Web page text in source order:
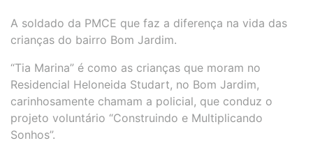
A soldado da PMCE que faz a diferença na vida das
crianças do bairro Bom Jardim.
“Tia Marina” é como as crianças que moram no
Residencial Heloneida Studart, no Bom Jardim,
carinhosamente chamam a policial, que conduz o
projeto voluntário “Construindo e Multiplicando
Sonhos”.